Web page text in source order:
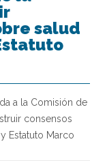
salud
a la Comisión de
consensos
Estatuto Marco